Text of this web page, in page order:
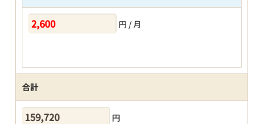
円 / 月
合計
円